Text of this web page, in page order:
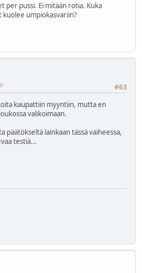
per pussi. Ei mitään rotia. Kuka
kuolee umpiokasvariin?
#63
kaupattiin myyntiin, mutta en
valikoimaan.
päätökseltä lainkaan tässä vaiheessa,
testiä...